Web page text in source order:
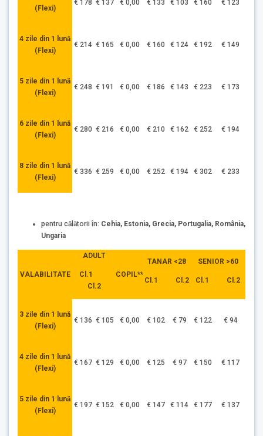
(Flexi)
€ 178 € 137 € 0,00 € 133 € 103 € 160 € 123
4 zile din 1 lună
(Flexi)
€ 214 € 165 € 0,00 € 160 € 124 € 192 € 149
5 zile din 1 lună
(Flexi)
€ 248 € 191 € 0,00 € 186 € 143 € 223 € 173
6 zile din 1 lună
(Flexi)
€ 280 € 216 € 0,00 € 210 € 162 € 252 € 194
8 zile din 1 lună
(Flexi)
€ 336 € 259 € 0,00 € 252 € 194 € 302 € 233
pentru călătorii în: Cehia, Estonia, Grecia, Portugalia, România,
Ungaria
VALABILITATE
ADULT
Cl.1
Cl.2
COPIL**
TANAR <28
Cl.1 Cl.2
SENIOR >60
Cl.1 Cl.2
3 zile din 1 lună
(Flexi)
€ 136 € 105 € 0,00 € 102 € 79 € 122 € 94
4 zile din 1 lună
(Flexi)
€ 167 € 129 € 0,00 € 125 € 97 € 150 € 117
5 zile din 1 lună
(Flexi)
€ 197 € 152 € 0,00 € 147 € 114 € 177 € 137